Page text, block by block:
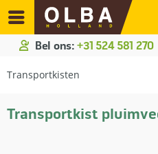
Bel ons: +31 524 581 270
Transportkisten
Transportkist